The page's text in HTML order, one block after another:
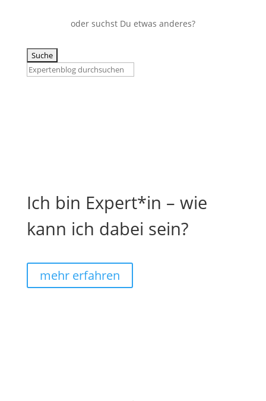
oder suchst Du etwas anderes?
Suchen
nach:
Ich bin Expert*in – wie
kann ich dabei sein?
mehr erfahren